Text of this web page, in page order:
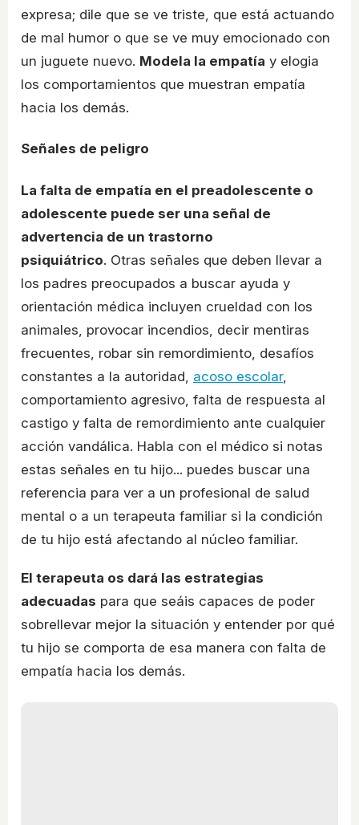
expresa; dile que se ve triste, que está actuando
de mal humor o que se ve muy emocionado con
un juguete nuevo. Modela la empatía y elogia
los comportamientos que muestran empatía
hacia los demás.
Señales de peligro
La falta de empatía en el preadolescente o
adolescente puede ser una señal de
advertencia de un trastorno
psiquiátrico. Otras señales que deben llevar a
los padres preocupados a buscar ayuda y
orientación médica incluyen crueldad con los
animales, provocar incendios, decir mentiras
frecuentes, robar sin remordimiento, desafíos
constantes a la autoridad, acoso escolar,
comportamiento agresivo, falta de respuesta al
castigo y falta de remordimiento ante cualquier
acción vandálica. Habla con el médico si notas
estas señales en tu hijo... puedes buscar una
referencia para ver a un profesional de salud
mental o a un terapeuta familiar si la condición
de tu hijo está afectando al núcleo familiar.
El terapeuta os dará las estrategias
adecuadas para que seáis capaces de poder
sobrellevar mejor la situación y entender por qué
tu hijo se comporta de esa manera con falta de
empatía hacia los demás.